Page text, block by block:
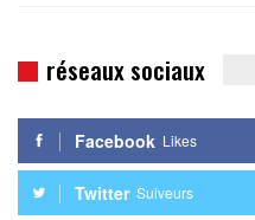
réseaux sociaux
Facebook Likes
Twitter Suiveurs